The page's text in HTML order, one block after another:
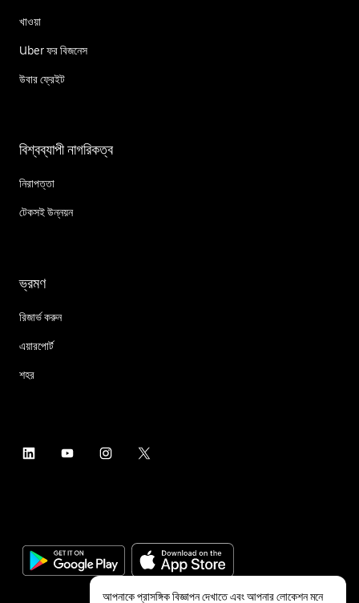
খাওয়া
Uber ফর বিজনেস
উবার ফ্রেইট
বিশ্বব্যাপী নাগরিকত্ব
নিরাপত্তা
টেকসই উন্নয়ন
ভ্রমণ
রিজার্ভ করুন
এয়ারপোর্ট
শহর
আপনাকে প্রাসঙ্গিক বিজ্ঞাপন দেখাতে এবং আপনার লোকেশন মনে